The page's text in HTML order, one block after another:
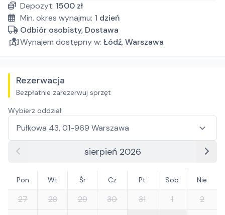
Depozyt: 1500 zł
Min. okres wynajmu: 1 dzień
Odbiór osobisty, Dostawa
Wynajem dostępny w: Łódź,Warszawa
Rezerwacja
Bezpłatnie zarezerwuj sprzęt
Wybierz oddział
sierpień 2026
Pon Wt Śr Cz Pt Sob Nie
27 28 29 30 31 1
2